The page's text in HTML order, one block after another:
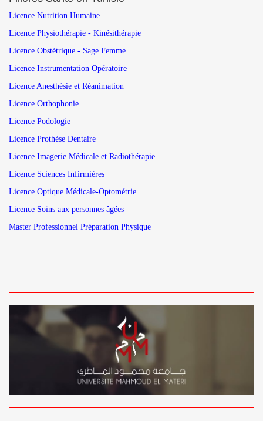
Licence Nutrition Humaine
Licence Physiothérapie - Kinésithérapie
Licence Obstétrique - Sage Femme
Licence Instrumentation Opératoire
Licence Anesthésie et Réanimation
Licence Orthophonie
Licence Podologie
Licence Prothèse Dentaire
Licence Imagerie Médicale et Radiothérapie
Licence Sciences Infirmières
Licence Optique Médicale-Optométrie
Licence Soins aux personnes âgées
Master Professionnel Préparation Physique